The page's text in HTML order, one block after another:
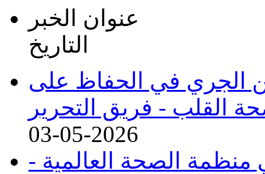
عنوان الخبر
التاريخ
الجري في الحفاظ على
القلب - فريق التحرير
03-05-2026
منظمة الصحة العالمية -